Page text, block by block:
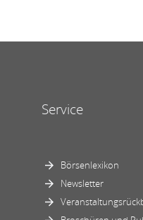
Service
Börsenlexikon
Newsletter